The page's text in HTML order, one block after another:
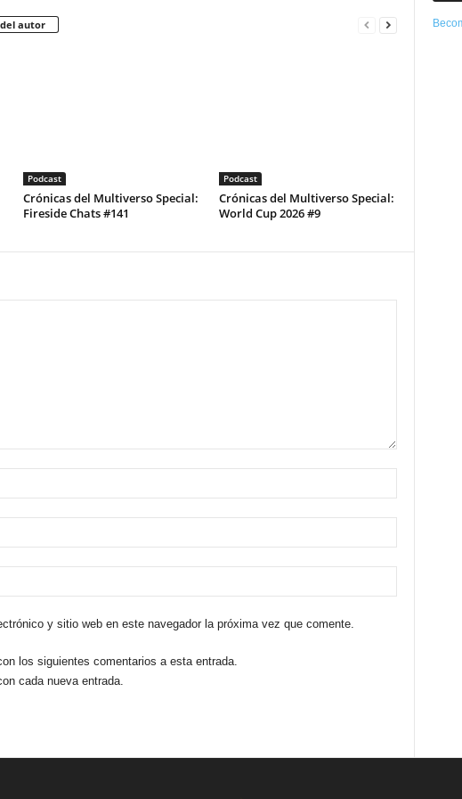
autor
Podcast
Crónicas del Multiverso Special:
Fireside Chats #141
Podcast
Crónicas del Multiverso Special:
World Cup 2026 #9
y sitio web en este navegador la próxima vez que comente.
los siguientes comentarios a esta entrada.
cada nueva entrada.